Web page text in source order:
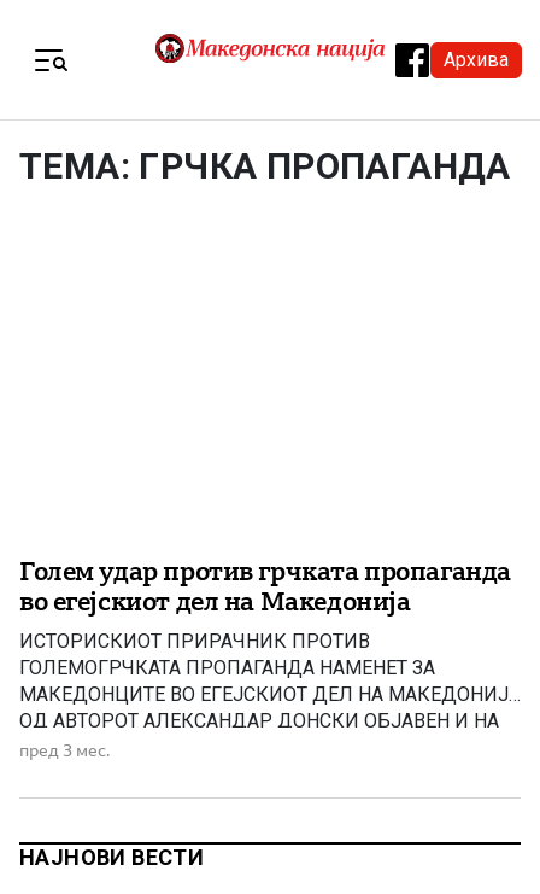
Архива
ТЕМА: ГРЧКА ПРОПАГАНДА
Голем удар против грчката пропаганда
во егејскиот дел на Македонија
ИСТОРИСКИOT ПРИРАЧНИК ПРОТИВ
ГОЛЕМОГРЧКАТА ПРОПАГАНДА НАМЕНЕТ ЗА
МАКЕДОНЦИТЕ ВО ЕГEЈСКИОТ ДЕЛ НА МАКЕДОНИЈА
ОД АВТОРОТ АЛЕКСАНДАР ДОНСКИ ОБЈАВЕН И НА
ГРЧКИ ЈАЗИК! Пред извесно време МН објави
ПРИРАЧНИК ПРОТИВ ГОЛЕМОГРЧКАТА
ЕГEЈСКИОТ ДЕЛ НА МАКЕДОНИЈА од авторот
пред 3 мес.
НАЈНОВИ ВЕСТИ